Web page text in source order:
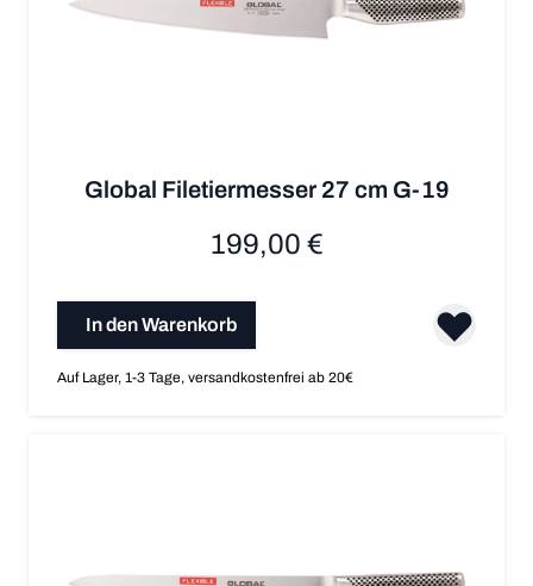
Global Filetiermesser 27 cm G-19
199,00 €
In den Warenkorb
Auf Lager, 1-3 Tage, versandkostenfrei ab 20€